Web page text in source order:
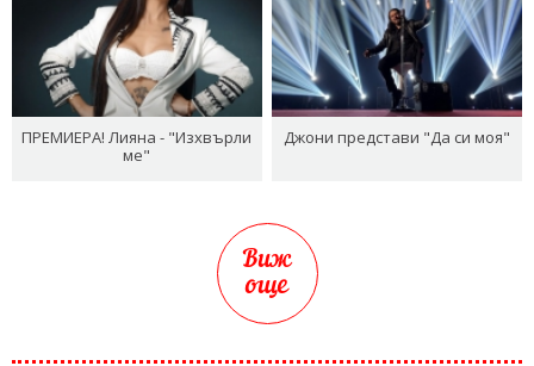
ПРЕМИЕРА! Лияна - "Изхвърли
ме"
Джони представи "Да си моя"
Виж
още